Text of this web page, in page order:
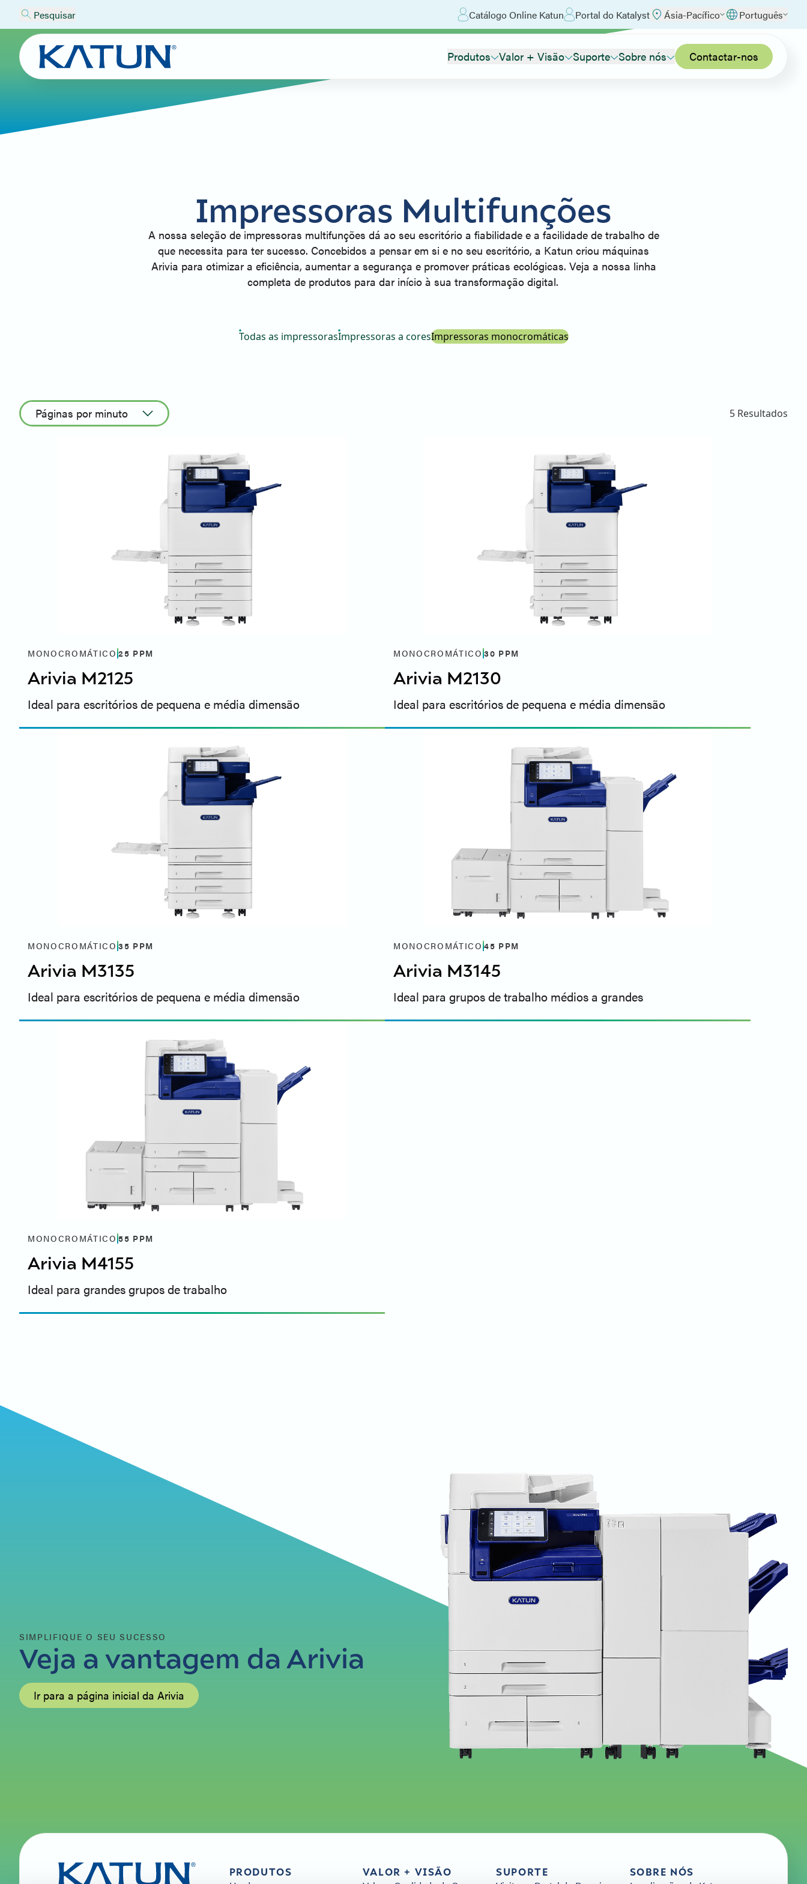
Pesquisar Catálogo Online Katun Portal do Katalyst Ásia-Pacífico Português
Produtos Valor + Visão Suporte Sobre nós Contactar-nos
Impressoras Multifunções
A nossa seleção de impressoras multifunções dá ao seu escritório a fiabilidade e a facilidade de trabalho de
que necessita para ter sucesso. Concebidos a pensar em si e no seu escritório, a Katun criou máquinas
Arivia para otimizar a eficiência, aumentar a segurança e promover práticas ecológicas. Veja a nossa linha
completa de produtos para dar início à sua transformação digital.
Todas as impressorasImpressoras a coresImpressoras monocromáticas
Páginas por minuto 5 Resultados
MONOCROMÁTICO 25 PPM
Arivia M2125
Ideal para escritórios de pequena e média dimensão
MONOCROMÁTICO 30 PPM
Arivia M2130
Ideal para escritórios de pequena e média dimensão
MONOCROMÁTICO 35 PPM
Arivia M3135
Ideal para escritórios de pequena e média dimensão
MONOCROMÁTICO 45 PPM
Arivia M3145
Ideal para grupos de trabalho médios a grandes
MONOCROMÁTICO 55 PPM
Arivia M4155
Ideal para grandes grupos de trabalho
SIMPLIFIQUE O SEU SUCESSO
Veja a vantagem da Arivia
Ir para a página inicial da Arivia
PRODUTOS VALOR + VISÃO SUPORTE SOBRE NÓS